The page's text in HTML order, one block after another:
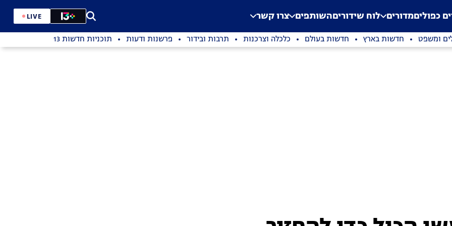
Application error: a
. כפוליםמדורים לוח שידוריםהשותפים צרו קשר LIVE
ומשפט חדשות בארץ חדשות בעולם כלכלה וצרכנות תרבות ובידור פרשנות ודעות תוכניות חדשות 13